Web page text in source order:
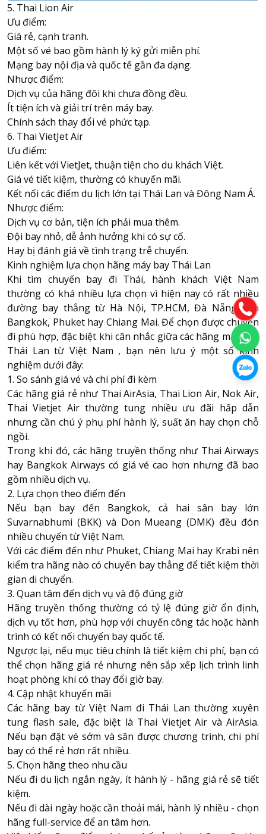
5. Thai Lion Air
Ưu điểm:
Giá rẻ, cạnh tranh.
Một số vé bao gồm hành lý ký gửi miễn phí.
Mạng bay nội địa và quốc tế gần đa dạng.
Nhược điểm:
Dịch vụ của hãng đôi khi chưa đồng đều.
Ít tiện ích và giải trí trên máy bay.
Chính sách thay đổi vé phức tạp.
6. Thai VietJet Air
Ưu điểm:
Liên kết với VietJet, thuận tiện cho du khách Việt.
Giá vé tiết kiệm, thường có khuyến mãi.
Kết nối các điểm du lịch lớn tại Thái Lan và Đông Nam Á.
Nhược điểm:
Dịch vụ cơ bản, tiện ích phải mua thêm.
Đội bay nhỏ, dễ ảnh hưởng khi có sự cố.
Hay bị đánh giá về tình trạng trễ chuyến.
Kinh nghiệm lựa chọn hãng máy bay Thái Lan
Khi tìm chuyến bay đi Thái, hành khách Việt Nam
thường có khá nhiều lựa chọn vì hiện nay có rất nhiều
đường bay thẳng từ Hà Nội, TP.HCM, Đà Nẵng đến
Bangkok, Phuket hay Chiang Mai. Để chọn được chuyến
đi phù hợp, đặc biệt khi cân nhắc giữa các hãng máy bay
Thái Lan từ Việt Nam , bạn nên lưu ý một số kinh
nghiệm dưới đây:
1. So sánh giá vé và chi phí đi kèm
Các hãng giá rẻ như Thai AirAsia, Thai Lion Air, Nok Air,
Thai Vietjet Air thường tung nhiều ưu đãi hấp dẫn
nhưng cần chú ý phụ phí hành lý, suất ăn hay chọn chỗ
ngồi.
Trong khi đó, các hãng truyền thống như Thai Airways
hay Bangkok Airways có giá vé cao hơn nhưng đã bao
gồm nhiều dịch vụ.
2. Lựa chọn theo điểm đến
Nếu bạn bay đến Bangkok, cả hai sân bay lớn
Suvarnabhumi (BKK) và Don Mueang (DMK) đều đón
nhiều chuyến từ Việt Nam.
Với các điểm đến như Phuket, Chiang Mai hay Krabi nên
kiểm tra hãng nào có chuyến bay thẳng để tiết kiệm thời
gian di chuyển.
3. Quan tâm đến dịch vụ và độ đúng giờ
Hãng truyền thống thường có tỷ lệ đúng giờ ổn định,
dịch vụ tốt hơn, phù hợp với chuyến công tác hoặc hành
trình có kết nối chuyến bay quốc tế.
Ngược lại, nếu mục tiêu chính là tiết kiệm chi phí, bạn có
thể chọn hãng giá rẻ nhưng nên sắp xếp lịch trình linh
hoạt phòng khi có thay đổi giờ bay.
4. Cập nhật khuyến mãi
Các hãng bay từ Việt Nam đi Thái Lan thường xuyên
tung flash sale, đặc biệt là Thai Vietjet Air và AirAsia.
Nếu bạn đặt vé sớm và săn được chương trình, chi phí
bay có thể rẻ hơn rất nhiều.
5. Chọn hãng theo nhu cầu
Nếu đi du lịch ngắn ngày, ít hành lý - hãng giá rẻ sẽ tiết
kiệm.
Nếu đi dài ngày hoặc cần thoải mái, hành lý nhiều - chọn
hãng full-service để an tâm hơn.